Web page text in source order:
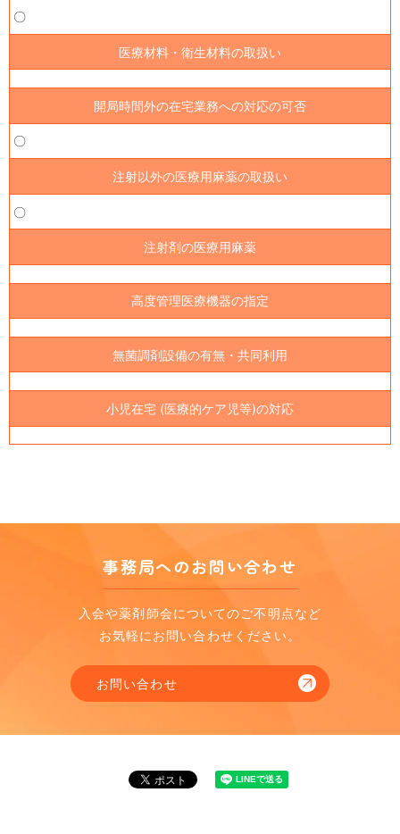
〇
医療材料・衛生材料の取扱い
開局時間外の在宅業務への対応の可否
〇
注射以外の医療用麻薬の取扱い
〇
注射剤の医療用麻薬
高度管理医療機器の指定
無菌調剤設備の有無・共同利用
小児在宅 (医療的ケア児等)の対応
事務局へのお問い合わせ
入会や薬剤師会についてのご不明点など
お気軽にお問い合わせください。
お問い合わせ